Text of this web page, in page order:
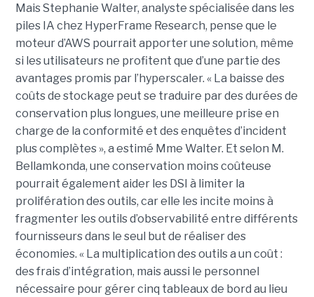
Mais Stephanie Walter, analyste spécialisée dans les
piles IA chez HyperFrame Research, pense que le
moteur d’AWS pourrait apporter une solution, même
si les utilisateurs ne profitent que d’une partie des
avantages promis par l’hyperscaler. « La baisse des
coûts de stockage peut se traduire par des durées de
conservation plus longues, une meilleure prise en
charge de la conformité et des enquêtes d’incident
plus complètes », a estimé Mme Walter. Et selon M.
Bellamkonda, une conservation moins coûteuse
pourrait également aider les DSI à limiter la
prolifération des outils, car elle les incite moins à
fragmenter les outils d’observabilité entre différents
fournisseurs dans le seul but de réaliser des
économies. « La multiplication des outils a un coût :
des frais d’intégration, mais aussi le personnel
nécessaire pour gérer cinq tableaux de bord au lieu